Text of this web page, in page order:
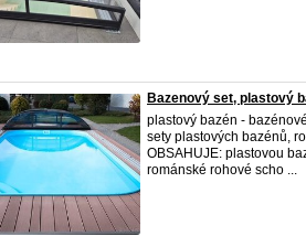
Bazenový set, plastový
plastový bazén -
sety plastových bazénů,
OBSAHUJE: plastovou
románské rohové scho ...